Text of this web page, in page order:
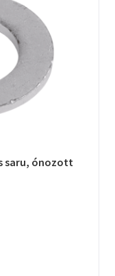
saru, ónozott